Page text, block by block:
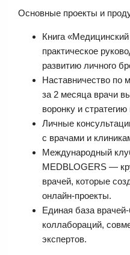
Основные проекты и
Книга
практическое
развитию личного
Наставничество по
за 2 месяца врачи
воронку и
Личные
с врачами и
Международный
MEDBLOGERS —
врачей, которые
онлайн-проекты.
Единая база
коллабораций,
экспертов.